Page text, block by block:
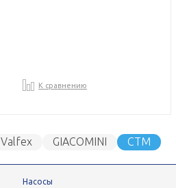
К сравнению
Valfex GIACOMINI СТМ
Насосы